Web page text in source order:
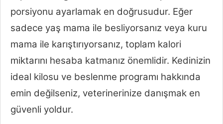
porsiyonu ayarlamak en doğrusudur. Eğer
sadece yaş mama ile besliyorsanız veya kuru
mama ile karıştırıyorsanız, toplam kalori
miktarını hesaba katmanız önemlidir. Kedinizin
ideal kilosu ve beslenme programı hakkında
emin değilseniz, veterinerinize danışmak en
güvenli yoldur.